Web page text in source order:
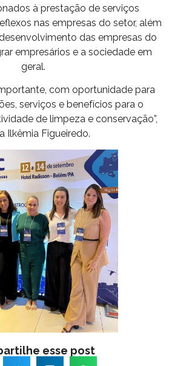
à prestação de serviços
nas empresas do setor, além
das empresas do
empresários e a sociedade em
geral.
com oportunidade para
serviços e benefícios para o
de limpeza e conservação”,
Ilkêmia Figueiredo.
esse post